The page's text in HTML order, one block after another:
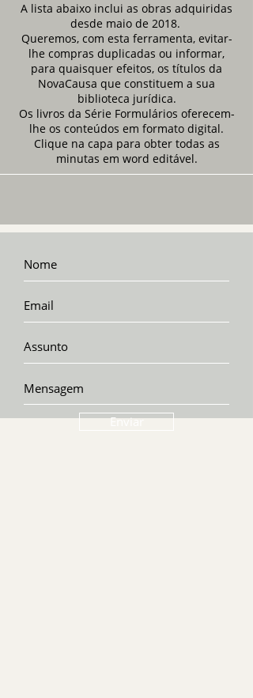
A lista abaixo inclui as obras adquiridas
desde maio de 2018.
Queremos, com esta ferramenta, evitar-
lhe compras duplicadas ou informar,
para quaisquer efeitos, os títulos da
NovaCausa que constituem a sua
biblioteca jurídica.
Os livros da Série Formulários oferecem-
lhe os conteúdos em formato digital.
Clique na capa para obter todas as
minutas em word editável.
Enviar